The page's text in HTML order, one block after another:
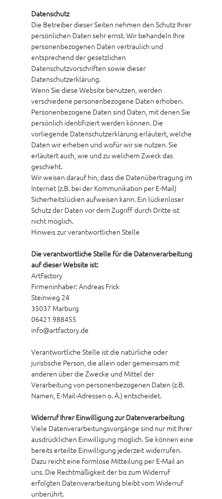
Datenschutz
Die Betreiber dieser Seiten nehmen den Schutz Ihrer
persönlichen Daten sehr ernst. Wir behandeln Ihre
personenbezogenen Daten vertraulich und
entsprechend der gesetzlichen
Datenschutzvorschriften sowie dieser
Datenschutzerklärung.
Wenn Sie diese Website benutzen, werden
verschiedene personenbezogene Daten erhoben.
Personenbezogene Daten sind Daten, mit denen Sie
persönlich identifiziert werden können. Die
vorliegende Datenschutzerklärung erläutert, welche
Daten wir erheben und wofür wir sie nutzen. Sie
erläutert auch, wie und zu welchem Zweck das
geschieht.
Wir weisen darauf hin, dass die Datenübertragung im
Internet (z.B. bei der Kommunikation per E-Mail)
Sicherheitslücken aufweisen kann. Ein lückenloser
Schutz der Daten vor dem Zugriff durch Dritte ist
nicht möglich.
Hinweis zur verantwortlichen Stelle
Die verantwortliche Stelle für die Datenverarbeitung
auf dieser Website ist:
ArtFactory
Firmeninhaber: Andreas Frick
Steinweg 24
35037 Marburg
06421 988455
info@artfactory.de
Verantwortliche Stelle ist die natürliche oder
juristische Person, die allein oder gemeinsam mit
anderen über die Zwecke und Mittel der
Verarbeitung von personenbezogenen Daten (z.B.
Namen, E-Mail-Adressen o. Ä.) entscheidet.
Widerruf Ihrer Einwilligung zur Datenverarbeitung
Viele Datenverarbeitungsvorgänge sind nur mit Ihrer
ausdrücklichen Einwilligung möglich. Sie können eine
bereits erteilte Einwilligung jederzeit widerrufen.
Dazu reicht eine formlose Mitteilung per E-Mail an
uns. Die Rechtmäßigkeit der bis zum Widerruf
erfolgten Datenverarbeitung bleibt vom Widerruf
unberührt.